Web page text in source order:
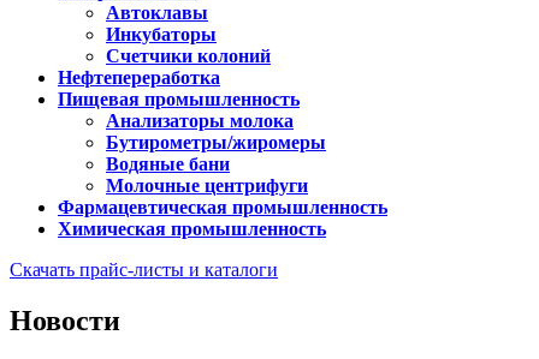
Автоклавы
Инкубаторы
Счетчики колоний
Нефтепереработка
Пищевая промышленность
Анализаторы молока
Бутирометры/жиромеры
Водяные бани
Молочные центрифуги
Фармацевтическая промышленность
Химическая промышленность
Скачать прайс-листы и каталоги
Новости